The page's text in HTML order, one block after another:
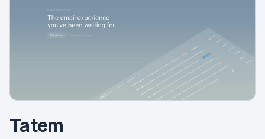
Tatem